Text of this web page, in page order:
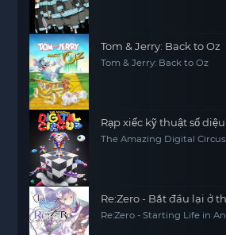
Tom & Jerry: Back to Oz
Tom & Jerry: Back to Oz
Rạp xiếc kỹ thuật số
The Amazing Digital Circus
Re:Zero - Bắt đầu lại ở
Re:Zero - Starting Life in